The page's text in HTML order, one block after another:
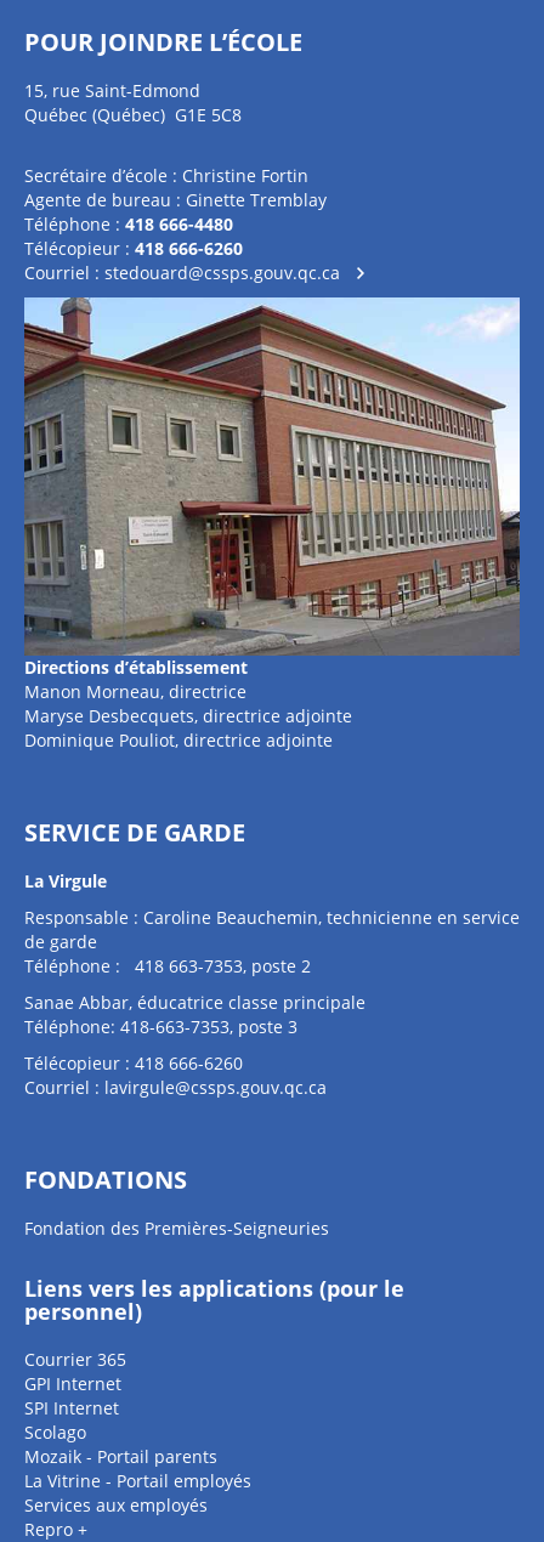
POUR JOINDRE L’ÉCOLE
15, rue Saint-Edmond
Québec (Québec) G1E 5C8
Secrétaire d’école : Christine Fortin
Agente de bureau : Ginette Tremblay
Téléphone : 418 666-4480
Télécopieur : 418 666-6260
Courriel : stedouard@cssps.gouv.qc.ca
Directions d’établissement
Manon Morneau, directrice
Maryse Desbecquets, directrice adjointe
Dominique Pouliot, directrice adjointe
SERVICE DE GARDE
La Virgule
Responsable : Caroline Beauchemin, technicienne en service
de garde
Téléphone : 418 663-7353, poste 2
Sanae Abbar, éducatrice classe principale
Téléphone: 418-663-7353, poste 3
Télécopieur : 418 666-6260
Courriel : lavirgule@cssps.gouv.qc.ca
FONDATIONS
Fondation des Premières-Seigneuries
Liens vers les applications (pour le
personnel)
Courrier 365
GPI Internet
SPI Internet
Scolago
Mozaik - Portail parents
La Vitrine - Portail employés
Services aux employés
Repro +